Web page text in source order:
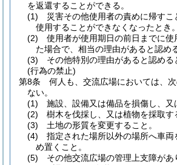
を返還することができる。
(1)
災害その他使用者の責めに帰す
使用することができなくなったとき。
(2)
使用者が使用期日の前日までに使
た場合で、相当の理由があると認め
(3)
その他特別の理由があると認める
(行為の禁止)
第8条
何人も、交流広場においては、
ない。
(1)
施設、設備又は備品を損傷し、又
(2)
樹木を伐採し、又は植物を採取す
(3)
土地の形質を変更すること。
(4)
指定された場所以外の場所へ車両
め置くこと。
(5)
その他交流広場の管理上支障が